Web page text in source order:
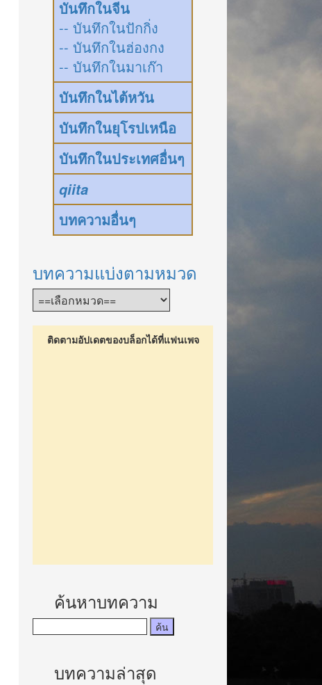
บันทึกในจีน
-- บันทึกในปักกิ่ง
-- บันทึกในฮ่องกง
-- บันทึกในมาเก๊า
บันทึกในไต้หวัน
บันทึกในยุโรปเหนือ
บันทึกในประเทศอื่นๆ
qiita
บทความอื่นๆ
บทความแบ่งตามหมวด
ติดตามอัปเดตของบล็อกได้ที่แฟนเพจ
ค้นหาบทความ
บทความล่าสุด